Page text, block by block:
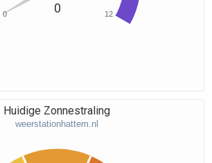
0 12
0
Huidige Zonnestraling
weerstationhattem.nl